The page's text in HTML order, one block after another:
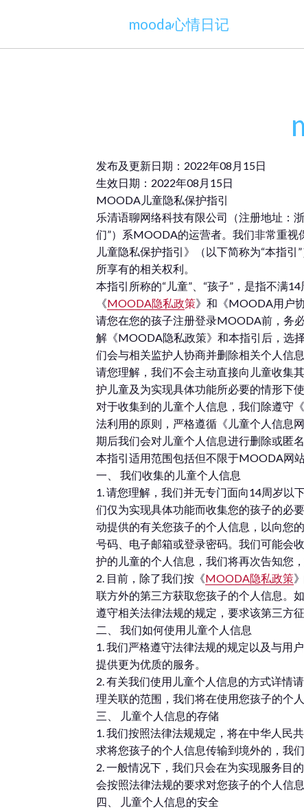
mooda心情日记
发布及更新日期：2022年08月15日
生效日期：2022年08月15日
MOODA儿童隐私保护指引
乐清语聊网络科技有限公司（注册地址：
们”）系MOODA的运营者。我们非常重视
儿童隐私保护指引》（以下简称为“本指
所享有的相关权利。
本指引所称的“儿童”、“孩子”，是指不满
《MOODA隐私政策》和《MOODA用户
请您在您的孩子注册登录MOODA前，务
解《MOODA隐私政策》和本指引后，选
们会与相关监护人协商并删除相关个人信息
请您理解，我们不会主动直接向儿童收集
护儿童及为实现具体功能所必要的情形下
对于收集到的儿童个人信息，我们除遵守《
法利用的原则，严格遵循《儿童个人信息
期后我们会对儿童个人信息进行删除或匿名
本指引适用范围包括但不限于MOODA网
一、 我们收集的儿童个人信息
1. 请您理解，我们并无专门面向14周岁以
们仅为实现具体功能而收集您的孩子的必
动提供的有关您孩子的个人信息，以向您
号码、电子邮箱或登录密码。我们可能会
护的儿童的个人信息，我们将再次告知您
2. 目前，除了我们按《MOODA隐私政策
联方外的第三方获取您孩子的个人信息。
遵守相关法律法规的规定，要求该第三方
二、 我们如何使用儿童个人信息
1. 我们严格遵守法律法规的规定以及与用
提供更为优质的服务。
2. 有关我们使用儿童个人信息的方式详情
理关联的范围，我们将在使用您孩子的个
三、 儿童个人信息的存储
1. 我们按照法律法规规定，将在中华人民
求将您孩子的个人信息传输到境外的，我
2. 一般情况下，我们只会在为实现服务目
会按照法律法规的要求对您孩子的个人信
四、 儿童个人信息的安全